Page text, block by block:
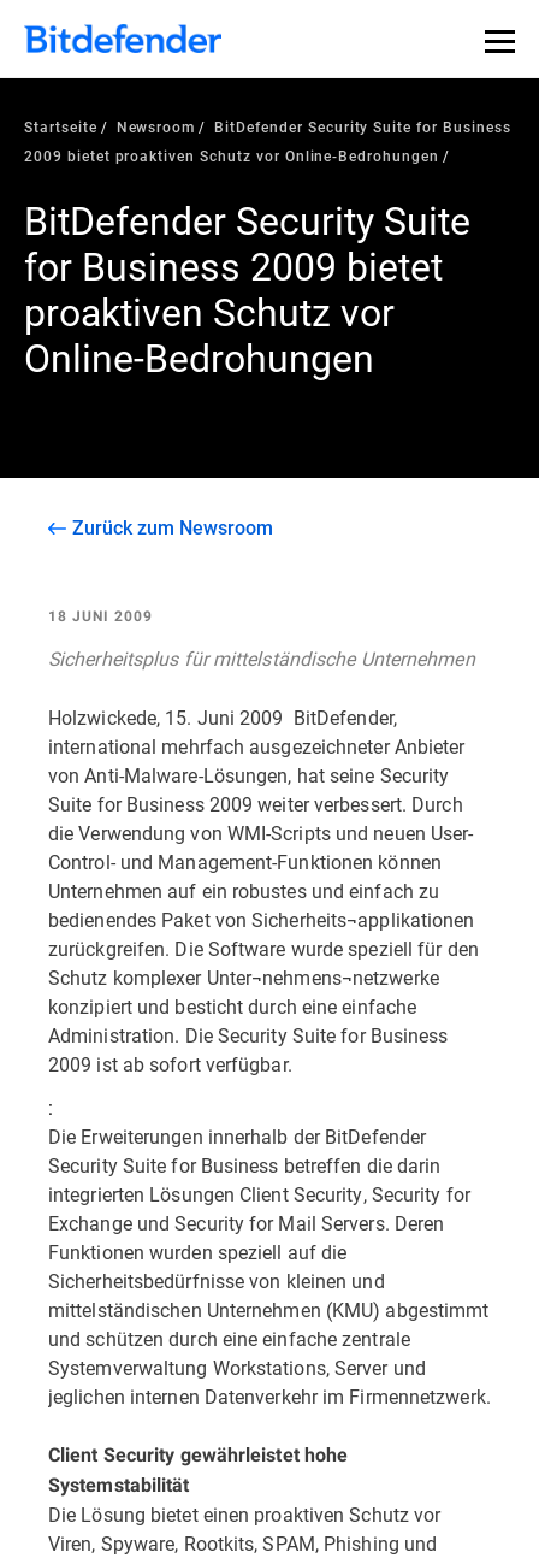
Startseite Newsroom
BitDefender Security Suite for Business
2009 bietet proaktiven Schutz vor Online-Bedrohungen
BitDefender Security Suite
for Business 2009 bietet
proaktiven Schutz vor
Online-Bedrohungen
Zurück zum Newsroom
18 JUNI 2009
Sicherheitsplus für mittelständische Unternehmen
Holzwickede, 15. Juni 2009  BitDefender,
international mehrfach ausgezeichneter Anbieter
von Anti-Malware-Lösungen, hat seine Security
Suite for Business 2009 weiter verbessert. Durch
die Verwendung von WMI-Scripts und neuen User-
Control- und Management-Funktionen können
Unternehmen auf ein robustes und einfach zu
bedienendes Paket von Sicherheits¬applikationen
zurückgreifen. Die Software wurde speziell für den
Schutz komplexer Unter¬nehmens¬netzwerke
konzipiert und besticht durch eine einfache
Administration. Die Security Suite for Business
2009 ist ab sofort verfügbar.
:
Die Erweiterungen innerhalb der BitDefender
Security Suite for Business betreffen die darin
integrierten Lösungen Client Security, Security for
Exchange und Security for Mail Servers. Deren
Funktionen wurden speziell auf die
Sicherheitsbedürfnisse von kleinen und
mittelständischen Unternehmen (KMU) abgestimmt
und schützen durch eine einfache zentrale
Systemverwaltung Workstations, Server und
jeglichen internen Datenverkehr im Firmennetzwerk.
Client Security gewährleistet hohe
Systemstabilität
Die Lösung bietet einen proaktiven Schutz vor
Viren, Spyware, Rootkits, SPAM, Phishing und